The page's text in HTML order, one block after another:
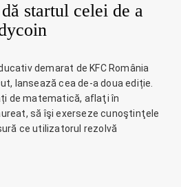
startul celei de a
demarat de KFC România
lansează cea de-a doua ediție.
de matematică, aflaţi în
să îşi exerseze cunoştinţele
ce utilizatorul rezolvă